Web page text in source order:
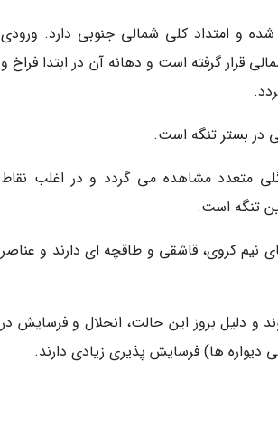
و امتداد کلی شمالی جنوبی دارد. ورودی
قرار گرفته است و دهانه آن در ابتدا فراخ و
در بستر تنگه است.
متعدد مشاهده می گردد و در اغلب نقاط
تنگه است.
نیم کروی، قاشقی و طاقچه ای دارند و عناصر
دلیل بروز این حالت، انحلال و فرسایش در
ها) فرسایش پذیری زیادی دارند.